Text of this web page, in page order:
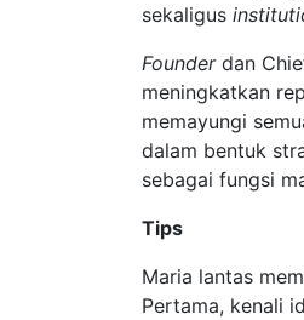
sekaligus
Founderdan
meningkatkan
memayungi
dalam bentuk
sebagai fungsi
Tips
Maria lantas
Pertama, kenali